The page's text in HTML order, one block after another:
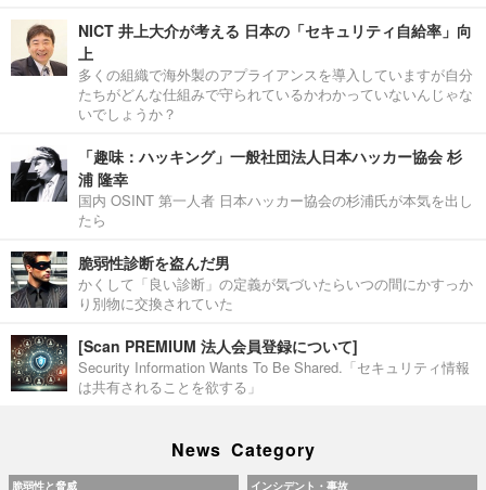
NICT 井上大介が考える 日本の「セキュリティ自給率」向
上
多くの組織で海外製のアプライアンスを導入していますが自分
たちがどんな仕組みで守られているかわかっていないんじゃな
いでしょうか？
「趣味：ハッキング」一般社団法人日本ハッカー協会 杉
浦 隆幸
国内 OSINT 第一人者 日本ハッカー協会の杉浦氏が本気を出し
たら
脆弱性診断を盗んだ男
かくして「良い診断」の定義が気づいたらいつの間にかすっか
り別物に交換されていた
[Scan PREMIUM 法人会員登録について]
Security Information Wants To Be Shared.「セキュリティ情報
は共有されることを欲する」
News Category
脆弱性と脅威 インシデント・事故